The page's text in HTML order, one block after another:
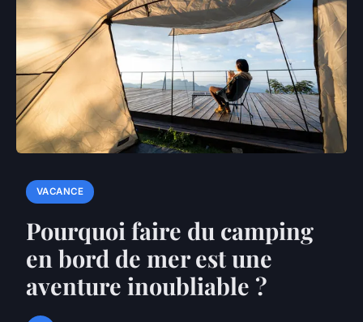
VACANCE
Pourquoi faire du camping
en bord de mer est une
aventure inoubliable ?